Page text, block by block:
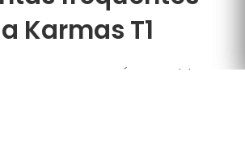
Karmas T1
É um modelo